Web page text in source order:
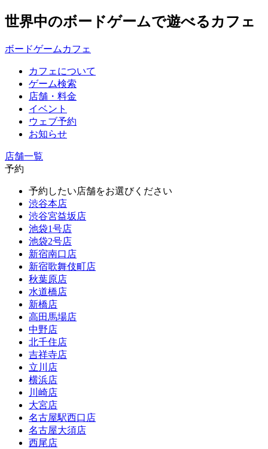
世界中のボードゲームで遊べるカフェ
ボードゲームカフェ
カフェについて
ゲーム検索
店舗・料金
イベント
ウェブ予約
お知らせ
店舗一覧
予約
予約したい店舗をお選びください
渋谷本店
渋谷宮益坂店
池袋1号店
池袋2号店
新宿南口店
新宿歌舞伎町店
秋葉原店
水道橋店
新橋店
高田馬場店
中野店
北千住店
吉祥寺店
立川店
横浜店
川崎店
大宮店
名古屋駅西口店
名古屋大須店
西尾店